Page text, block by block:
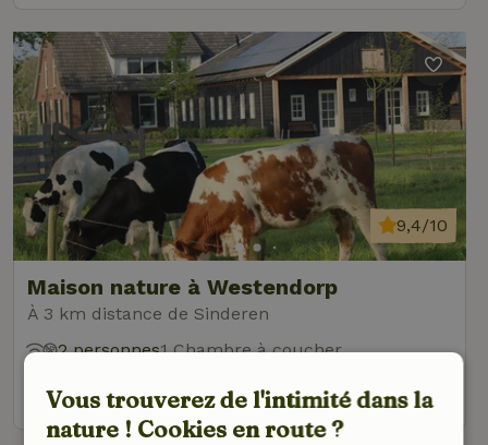
Maison nature à Westendorp
À 3 km distance de Sinderen
9,4/10
2 personnes1 Chambre à coucher
voir
Vous trouverez de l'intimité dans la
nature ! Cookies en route ?